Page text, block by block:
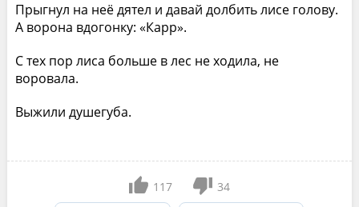
Прыгнул на неё дятел и давай долбить лисе голову.
А ворона вдогонку: «Карр».
С тех пор лиса больше в лес не ходила, не
воровала.
Выжили душегуба.
117
34